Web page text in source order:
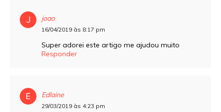
joao
16/04/2019 às 8:17 pm
Super adorei este artigo me ajudou muito
Responder
Edlaine
29/03/2019 às 4:23 pm